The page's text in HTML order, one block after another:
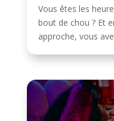
Vous êtes les
bout de chou ? Et
approche, vous